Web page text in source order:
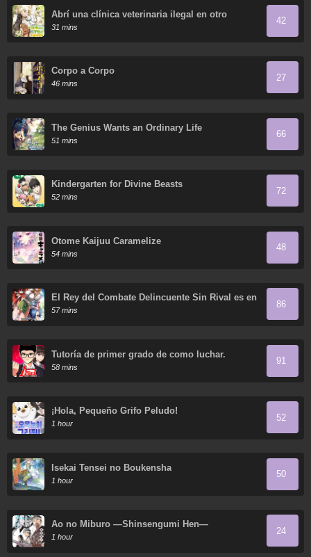
Abrí una clínica veterinaria ilegal en otro
mundo
31 mins
42
Corpo a Corpo
46 mins
27
The Genius Wants an Ordinary Life
51 mins
66
Kindergarten for Divine Beasts
52 mins
72
Otome Kaijuu Caramelize
54 mins
48
El Rey del Combate Delincuente Sin Rival es en
Realidad un Sanador en el Mundo del Juego
57 mins
86
Tutoría de primer grado de como luchar.
58 mins
91
¡Hola, Pequeño Grifo Peludo!
1 hour
52
Isekai Tensei no Boukensha
1 hour
50
Ao no Miburo —Shinsengumi Hen—
1 hour
24